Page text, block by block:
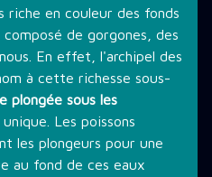
riche en couleur des fonds
de gorgones, des
En effet, l'archipel des
à cette richesse sous-
plongée sous les
Les poissons
les plongeurs pour une
au fond de ces eaux